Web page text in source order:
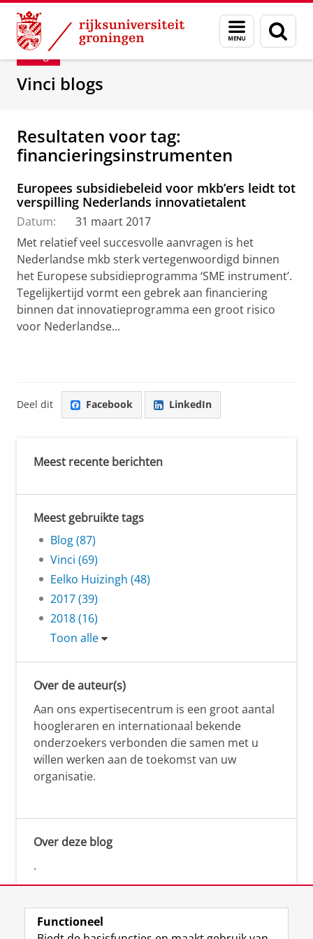
Skip
Content
Skip
Navigation
Menu
en
zoeken
Department of Innovation Management &
Blog
Vinci blogs
Resultaten voor tag:
financieringsinstrumenten
Europees subsidiebeleid voor mkb’ers leidt tot
verspilling Nederlands innovatietalent
Datum:
31 maart 2017
Met relatief veel succesvolle aanvragen is het
Nederlandse mkb sterk vertegenwoordigd binnen
het Europese subsidieprogramma ‘SME instrument’.
Tegelijkertijd vormt een gebrek aan financiering
binnen dat innovatieprogramma een groot risico
voor Nederlandse...
Deel dit Facebook LinkedIn
Meest recente berichten
Meest gebruikte tags
Blog (87)
Vinci (69)
Eelko Huizingh (48)
2017 (39)
2018 (16)
Toon alle
Over de auteur(s)
Aan ons expertisecentrum is een groot aantal
hoogleraren en internationaal bekende
onderzoekers verbonden die samen met u
willen werken aan de toekomst van uw
organisatie.
Over deze blog
.
Functioneel